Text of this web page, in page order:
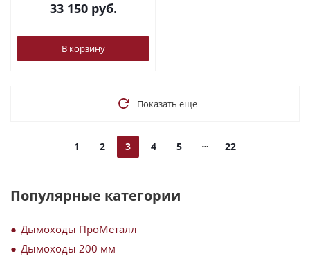
33 150руб.
В корзину
Показать еще
1 2 3 4 5 22
Популярные категории
Дымоходы ПроМеталл
Дымоходы 200 мм